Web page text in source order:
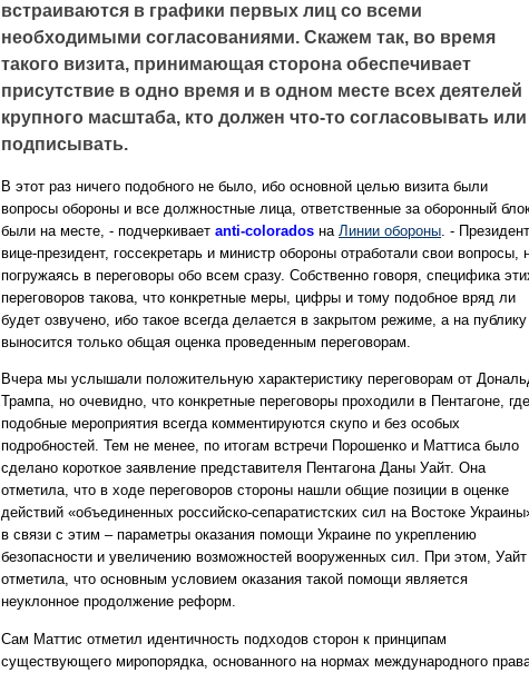
встраиваются в графики первых лиц со всеми
необходимыми согласованиями. Скажем так, во время
такого визита, принимающая сторона обеспечивает
присутствие в одно время и в одном месте всех деятелей
крупного масштаба, кто должен что-то согласовывать или
подписывать.
В этот раз ничего подобного не было, ибо основной целью визита были
вопросы обороны и все должностные лица, ответственные за оборонный
были на месте, - подчеркивает anti-colorados на Линии обороны. -
вице-президент, госсекретарь и министр обороны отработали свои вопросы,
погружаясь в переговоры обо всем сразу. Собственно говоря, специфика
переговоров такова, что конкретные меры, цифры и тому подобное вряд ли
будет озвучено, ибо такое всегда делается в закрытом режиме, а на публику
выносится только общая оценка проведенным переговорам.
Вчера мы услышали положительную характеристику переговорам от
Трампа, но очевидно, что конкретные переговоры проходили в Пентагоне, где
подобные мероприятия всегда комментируются скупо и без особых
подробностей. Тем не менее, по итогам встречи Порошенко и Маттиса было
сделано короткое заявление представителя Пентагона Даны Уайт. Она
отметила, что в ходе переговоров стороны нашли общие позиции в оценке
действий «объединенных российско-сепаратистских сил на Востоке
в связи с этим – параметры оказания помощи Украине по укреплению
безопасности и увеличению возможностей вооруженных сил. При этом, Уайт
отметила, что основным условием оказания такой помощи является
неуклонное продолжение реформ.
Сам Маттис отметил идентичность подходов сторон к принципам
существующего миропорядка, основанного на нормах международного